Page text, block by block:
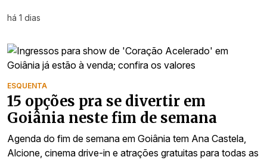
há 1 dias
ESQUENTA
15 opções pra se divertir em
Goiânia neste fim de semana
Agenda do fim de semana em Goiânia tem Ana Castela,
Alcione, cinema drive-in e atrações gratuitas para todas as